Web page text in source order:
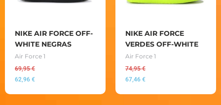
NIKE AIR FORCE OFF-
WHITE NEGRAS
Air Force 1
69,95€
62,96 €
NIKE AIR FORCE
VERDES OFF-WHITE
Air Force 1
74,95€
67,46 €